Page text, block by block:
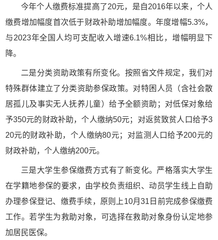
今年个人缴费标准提高了20元，是自2016年以来，个人
缴费增加幅度首次低于财政补助增加幅度。年度增幅5.3%，
与2023年全国人均可支配收入增速6.1%相比，增幅明显下
降。
二是分类资助政策有所变化。按照省文件规定，我们对
特殊群体建立了分类资助参保政策。对特困人员（含社会散
居孤儿及事实无人抚养儿童）给予全额资助；对低保对象给
予350元的财政补助，个人缴纳50元；对返贫致贫人口给予3
20元的财政补助，个人缴纳80元；对监测人口给予200元的
财政补助，个人缴纳200元。
三是大学生参保缴费方式有了新变化。严格落实大学生
在学籍地参保的要求，由学校负责组织、动员学生线上自助
办理参保登记、缴费手续，原则上10月31日前完成参保缴费
工作。若学生为救助对象，可选择在救助对象身份认定地参
加居民医保。